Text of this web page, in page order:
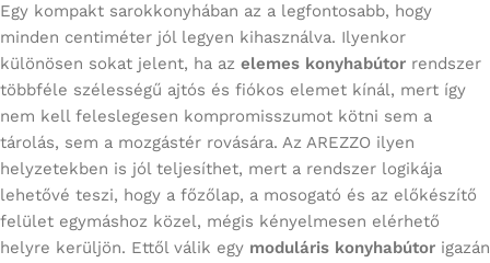
Egy kompakt sarokkonyhában az a legfontosabb, hogy
minden centiméter jól legyen kihasználva. Ilyenkor
különösen sokat jelent, ha az elemes konyhabútor rendszer
többféle szélességű ajtós és fiókos elemet kínál, mert így
nem kell feleslegesen kompromisszumot kötni sem a
tárolás, sem a mozgástér rovására. Az AREZZO ilyen
helyzetekben is jól teljesíthet, mert a rendszer logikája
lehetővé teszi, hogy a főzőlap, a mosogató és az előkészítő
felület egymáshoz közel, mégis kényelmesen elérhető
helyre kerüljön. Ettől válik egy moduláris konyhabútor igazán